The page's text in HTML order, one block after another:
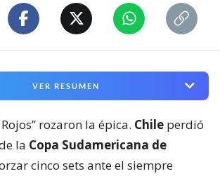
VER RESUMEN
rozaron la épica. Chile perdió
la Copa Sudamericana de
cinco sets ante el siempre